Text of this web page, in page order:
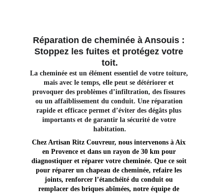
La cheminée est un élément essentiel de votre toiture,
mais avec le temps, elle peut se détériorer et
provoquer des problèmes d’infiltration, des fissures
ou un affaiblissement du conduit. Une réparation
rapide et efficace permet d’éviter des dégâts plus
importants et de garantir la sécurité de votre
habitation.
Chez Artisan Ritz Couvreur, nous intervenons à Aix
en Provence et dans un rayon de 30 km pour
diagnostiquer et réparer votre cheminée. Que ce soit
pour réparer un chapeau de cheminée, refaire les
joints, renforcer l’étanchéité du conduit ou
remplacer des briques abîmées, notre équipe de
Réparation de cheminée à Ansouis :
Stoppez les fuites et protégez votre
toit.